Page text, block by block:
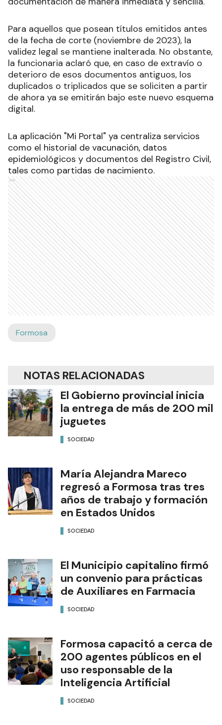
Para aquellos que posean títulos emitidos antes
de la fecha de corte (noviembre de 2023), la
validez legal se mantiene inalterada. No obstante,
la funcionaria aclaró que, en caso de extravío o
deterioro de esos documentos antiguos, los
duplicados o triplicados que se soliciten a partir
de ahora ya se emitirán bajo este nuevo esquema
digital.
La aplicación "Mi Portal" ya centraliza servicios
como el historial de vacunación, datos
epidemiológicos y documentos del Registro Civil,
tales como partidas de nacimiento.
Ads
Formosa
NOTAS RELACIONADAS
El Gobierno provincial inicia
la entrega de más de 200 mil
juguetes
SOCIEDAD
María Alejandra Mareco
regresó a Formosa tras tres
años de trabajo y formación
en Estados Unidos
SOCIEDAD
El Municipio capitalino firmó
un convenio para prácticas
de Auxiliares en Farmacia
SOCIEDAD
Formosa capacitó a cerca de
200 agentes públicos en el
uso responsable de la
Inteligencia Artificial
SOCIEDAD